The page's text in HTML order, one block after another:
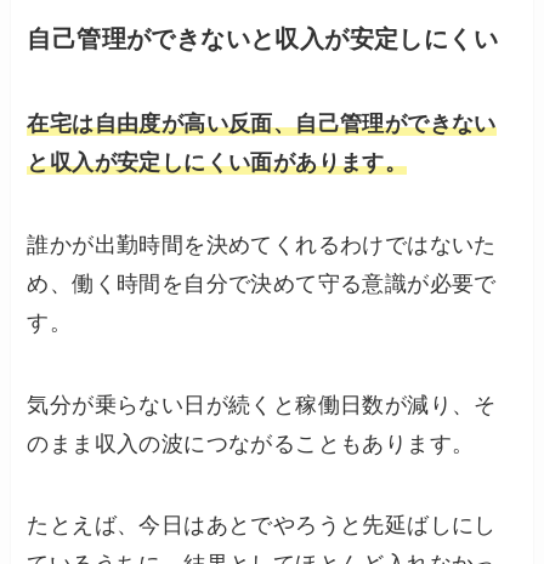
自己管理ができないと収入が安定しにくい
在宅は自由度が高い反面、自己管理ができない
と収入が安定しにくい面があります。
誰かが出勤時間を決めてくれるわけではないた
め、働く時間を自分で決めて守る意識が必要で
す。
気分が乗らない日が続くと稼働日数が減り、そ
のまま収入の波につながることもあります。
たとえば、今日はあとでやろうと先延ばしにし